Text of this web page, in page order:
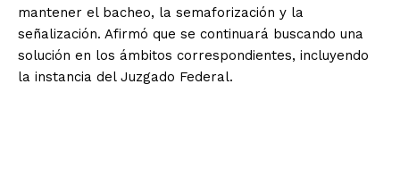
mantener el bacheo, la semaforización y la
señalización. Afirmó que se continuará buscando una
solución en los ámbitos correspondientes, incluyendo
la instancia del Juzgado Federal.